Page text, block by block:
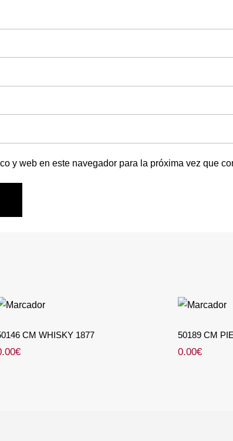
y web en este navegador para la próxima vez que
50146 CM WHISKY 1877
CM WHISKY 1877
€
50189 CM
0.00€